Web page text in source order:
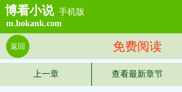
博看小说 手机版
m.bokank.com
免费阅读
返回
上一章 查看最新章节